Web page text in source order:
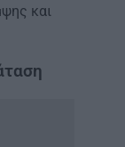
και